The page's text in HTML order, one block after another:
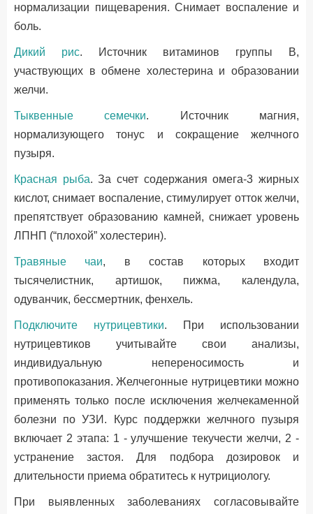
нормализации пищеварения. Снимает воспаление и
боль.
Дикий рис. Источник витаминов группы В,
участвующих в обмене холестерина и образовании
желчи.
Тыквенные семечки. Источник магния,
нормализующего тонус и сокращение желчного
пузыря.
Красная рыба. За счет содержания омега-3 жирных
кислот, снимает воспаление, стимулирует отток желчи,
препятствует образованию камней, снижает уровень
ЛПНП (“плохой” холестерин).
Травяные чаи, в состав которых входит
тысячелистник, артишок, пижма, календула,
одуванчик, бессмертник, фенхель.
Подключите нутрицевтики. При использовании
нутрицевтиков учитывайте свои анализы,
индивидуальную непереносимость и
противопоказания. Желчегонные нутрицевтики можно
применять только после исключения желчекаменной
болезни по УЗИ. Курс поддержки желчного пузыря
включает 2 этапа: 1 - улучшение текучести желчи, 2 -
устранение застоя. Для подбора дозировок и
длительности приема обратитесь к нутрициологу.
При выявленных заболеваниях согласовывайте